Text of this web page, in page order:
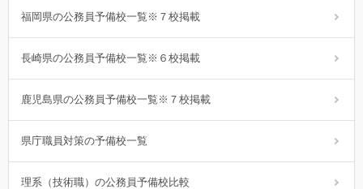
福岡県の公務員予備校一覧※７校掲載
長崎県の公務員予備校一覧※６校掲載
鹿児島県の公務員予備校一覧※７校掲載
県庁職員対策の予備校一覧
理系（技術職）の公務員予備校比較